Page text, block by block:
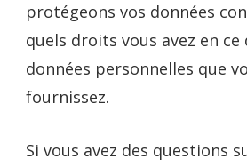
protégeons vos données
quels droits vous avez en ce
données personnelles que
fournissez.
Si vous avez des questions